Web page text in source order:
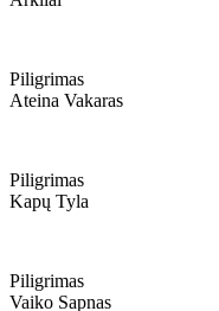
Piligrimas
Ateina Vakaras
Piligrimas
Kapų Tyla
Piligrimas
Vaiko Sapnas